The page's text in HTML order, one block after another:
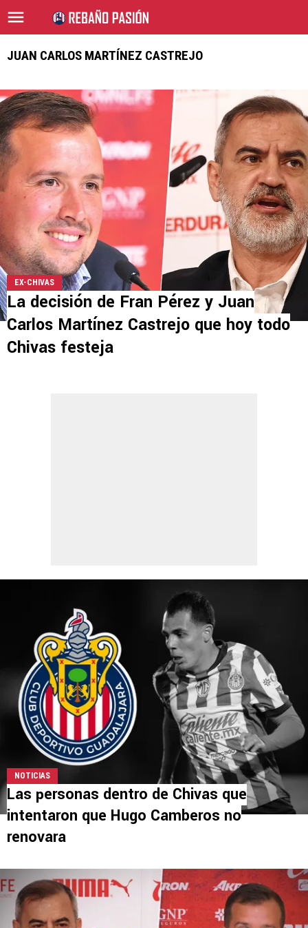
JUAN CARLOS MARTÍNEZ CASTREJO
EX-CHIVAS
La decisión de Fran Pérez y Juan
Carlos Martínez Castrejo que hoy todo
Chivas festeja
NOTICIAS
Las personas dentro de Chivas que
intentaron que Hugo Camberos no
renovara